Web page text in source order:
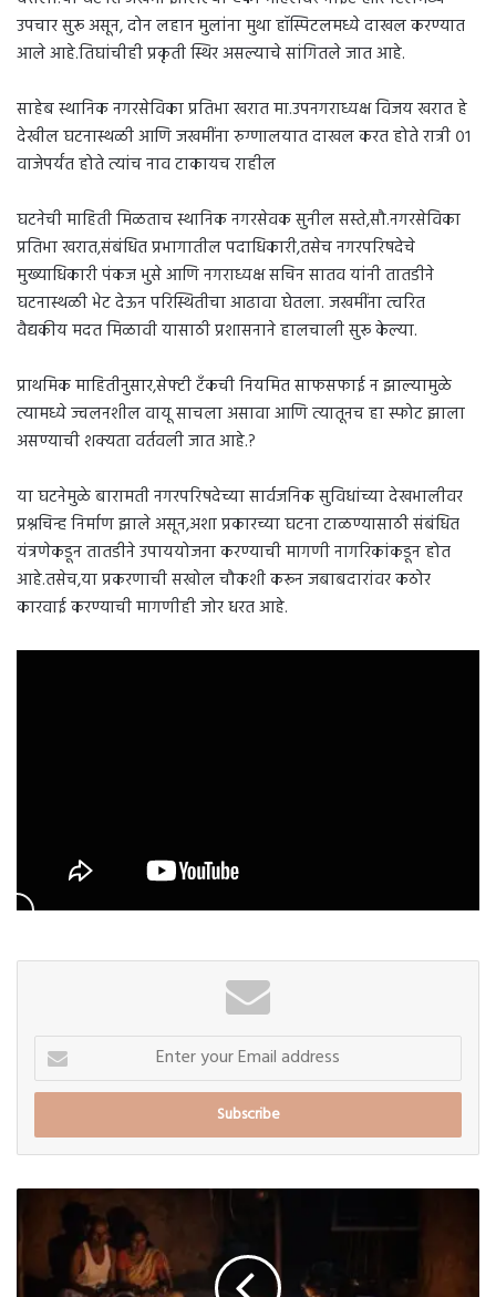
उपचार सुरू असून, दोन लहान मुलांना मुथा हॉस्पिटलमध्ये दाखल करण्यात
आले आहे.तिघांचीही प्रकृती स्थिर असल्याचे सांगितले जात आहे.
साहेब स्थानिक नगरसेविका प्रतिभा खरात मा.उपनगराध्यक्ष विजय खरात हे
देखील घटनास्थळी आणि जखमींना रुग्णालयात दाखल करत होते रात्री ०१
वाजेपर्यंत होते त्यांच नाव टाकायच राहील
घटनेची माहिती मिळताच स्थानिक नगरसेवक सुनील सस्ते,सौ.नगरसेविका
प्रतिभा खरात,संबंधित प्रभागातील पदाधिकारी,तसेच नगरपरिषदेचे
मुख्याधिकारी पंकज भुसे आणि नगराध्यक्ष सचिन सातव यांनी तातडीने
घटनास्थळी भेट देऊन परिस्थितीचा आढावा घेतला. जखमींना त्वरित
वैद्यकीय मदत मिळावी यासाठी प्रशासनाने हालचाली सुरू केल्या.
प्राथमिक माहितीनुसार,सेफ्टी टँकची नियमित साफसफाई न झाल्यामुळे
त्यामध्ये ज्वलनशील वायू साचला असावा आणि त्यातूनच हा स्फोट झाला
असण्याची शक्यता वर्तवली जात आहे.?
या घटनेमुळे बारामती नगरपरिषदेच्या सार्वजनिक सुविधांच्या देखभालीवर
प्रश्नचिन्ह निर्माण झाले असून,अशा प्रकारच्या घटना टाळण्यासाठी संबंधित
यंत्रणेकडून तातडीने उपाययोजना करण्याची मागणी नागरिकांकडून होत
आहे.तसेच,या प्रकरणाची सखोल चौकशी करून जबाबदारांवर कठोर
कारवाई करण्याची मागणीही जोर धरत आहे.
Enter
your
Email
भाग
अंधारात;